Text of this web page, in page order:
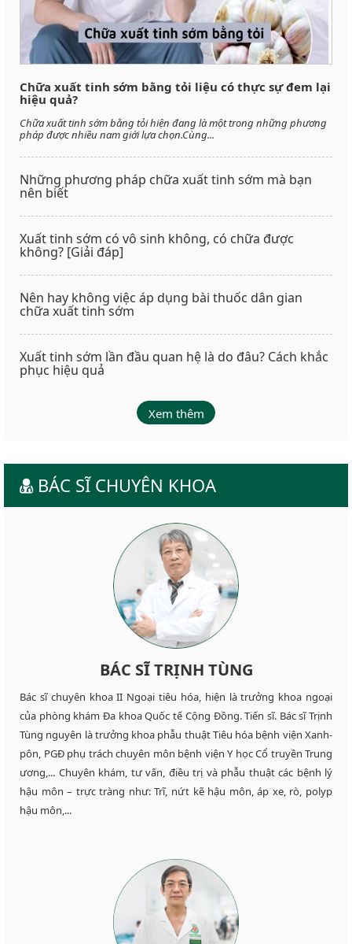
Chữa xuất tinh sớm bằng tỏi liệu có thực sự đem lại
hiệu quả?
Chữa xuất tinh sớm bằng tỏi hiện đang là một trong những phương
pháp được nhiều nam giới lựa chọn.Cùng...
Những phương pháp chữa xuất tinh sớm mà bạn
nên biết
Xuất tinh sớm có vô sinh không, có chữa được
không? [Giải đáp]
Nên hay không việc áp dụng bài thuốc dân gian
chữa xuất tinh sớm
Xuất tinh sớm lần đầu quan hệ là do đâu? Cách khắc
phục hiệu quả
Xem thêm
BÁC SĨ CHUYÊN KHOA
BÁC SĨ TRỊNH TÙNG
Bác sĩ chuyên khoa II Ngoại tiêu hóa, hiện là trưởng khoa ngoại
của phòng khám Đa khoa Quốc tế Cộng Đồng. Tiến sĩ. Bác sĩ Trịnh
Tùng nguyên là trưởng khoa phẫu thuật Tiêu hóa bệnh viện Xanh-
pôn, PGĐ phụ trách chuyên môn bệnh viện Y học Cổ truyền Trung
ương,... Chuyên khám, tư vấn, điều trị và phẫu thuật các bệnh lý
hậu môn – trực tràng như: Trĩ, nứt kẽ hậu môn, áp xe, rò, polyp
hậu môn,...